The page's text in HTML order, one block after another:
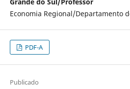
Economia Regional/Departamento
PDF-A
Publicado